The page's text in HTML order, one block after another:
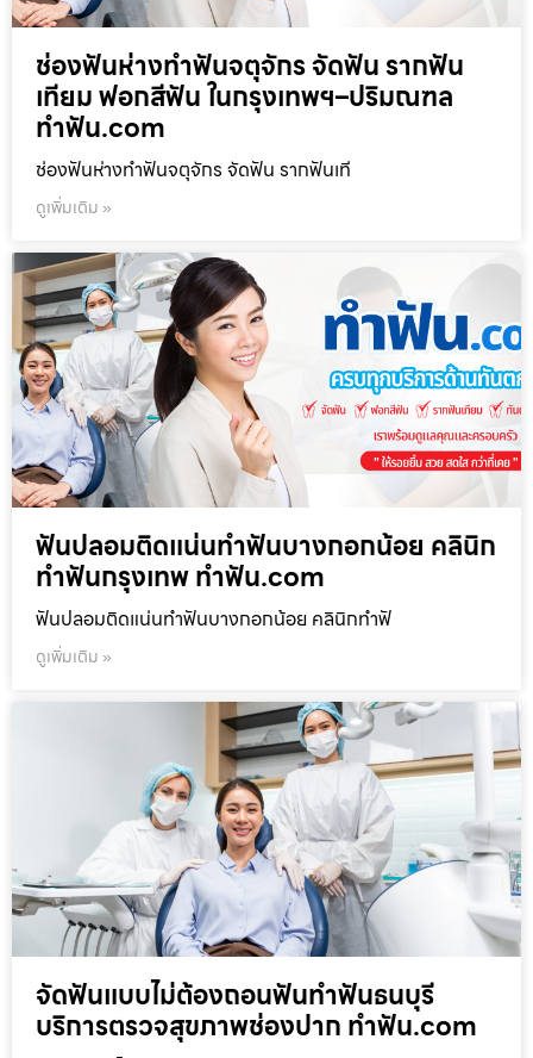
ช่องฟันห่างทำฟันจตุจักร จัดฟัน รากฟัน
เทียม ฟอกสีฟัน ในกรุงเทพฯ–ปริมณฑล
ทำฟัน.com
ช่องฟันห่างทำฟันจตุจักร จัดฟัน รากฟันเที
ดูเพิ่มเติม »
ฟันปลอมติดแน่นทำฟันบางกอกน้อย คลินิก
ทำฟันกรุงเทพ ทำฟัน.com
ฟันปลอมติดแน่นทำฟันบางกอกน้อย คลินิกทำฟั
ดูเพิ่มเติม »
จัดฟันแบบไม่ต้องถอนฟันทำฟันธนบุรี
บริการตรวจสุขภาพช่องปาก ทำฟัน.com